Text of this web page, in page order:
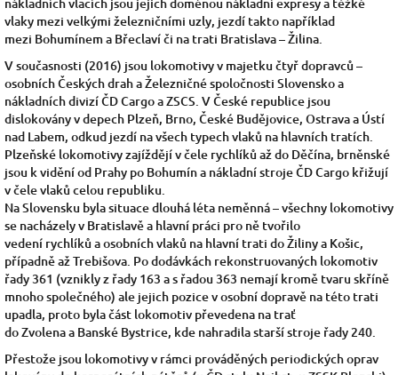
vlaky mezi velkými železničními uzly, jezdí takto například
mezi Bohumínema Břeclavíči na trati Bratislava – Žilina.
V současnosti (2016) jsou lokomotivy v majetku čtyř dopravců –
osobních Českých drah a Železničné spoločnosti Slovensko a
nákladních divizí ČD Cargo a ZSCS. V České republice jsou
dislokovány v depech Plzeň, Brno, České Budějovice, Ostrava a Ústí
nad Labem, odkud jezdí na všech typech vlaků na hlavních tratích.
Plzeňské lokomotivy zajíždějí v čele rychlíků až do Děčína, brněnské
jsou k vidění od Prahy po Bohumín a nákladní stroje ČD Cargo křižují
v čele vlaků celou republiku.
NaSlovensku byla situace dlouhá léta neměnná – všechny lokomotivy
se nacházely v Bratislavěa hlavní práci pro ně tvořilo
vedení rychlíků a osobních vlaků na hlavní trati doŽilinya Košic,
případně ažTrebišova. Po dodávkách rekonstruovaných lokomotiv
řady361 (vznikly z řady 163 a s řadou 363 nemají kromě tvaru skříně
mnoho společného) ale jejich pozice v osobní dopravě na této trati
upadla, proto byla část lokomotiv převedena na trať
doZvolenaa Banské Bystrice, kde nahradila starší stroje řady240.
Přestože jsou lokomotivy v rámci prováděných periodických oprav